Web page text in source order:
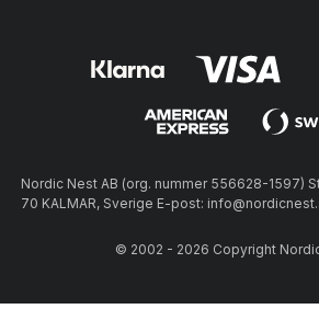
Nordic Nest AB (org. nummer 556628-1597)
70 KALMAR, Sverige E-post:
© 2002 - 2026 Copyright